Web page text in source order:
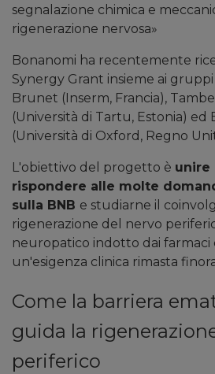
segnalazione chimica e
rigenerazione nervosa»
Bonanomi ha recentemente
Synergy Grant insieme ai
Brunet (Inserm, Francia),
(Università di Tartu, Estonia) ed
(Università di Oxford, Regno
L'obiettivo del progetto è unire
rispondere alle molte
sulla BNB e studiarne il
rigenerazione del nervo
neuropatico indotto dai farmaci
un'esigenza clinica rimasta
Come la barriera
guida la
periferico